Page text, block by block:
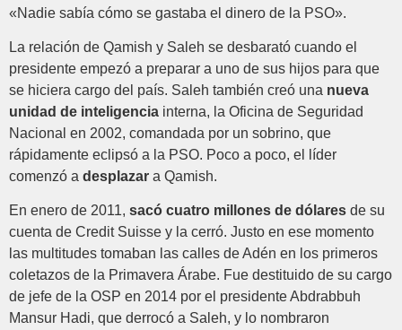
«Nadie sabía cómo se gastaba el dinero de la PSO».
La relación de Qamish y Saleh se desbarató cuando el
presidente empezó a preparar a uno de sus hijos para que
se hiciera cargo del país. Saleh también creó una nueva
unidad de inteligencia interna, la Oficina de Seguridad
Nacional en 2002, comandada por un sobrino, que
rápidamente eclipsó a la PSO. Poco a poco, el líder
comenzó a desplazar a Qamish.
En enero de 2011, sacó cuatro millones de dólares de su
cuenta de Credit Suisse y la cerró. Justo en ese momento
las multitudes tomaban las calles de Adén en los primeros
coletazos de la Primavera Árabe. Fue destituido de su cargo
de jefe de la OSP en 2014 por el presidente Abdrabbuh
Mansur Hadi, que derrocó a Saleh, y lo nombraron